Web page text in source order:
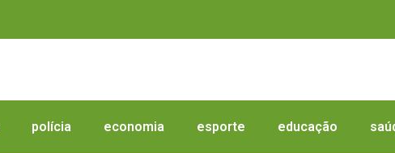
polícia economia esporte educação